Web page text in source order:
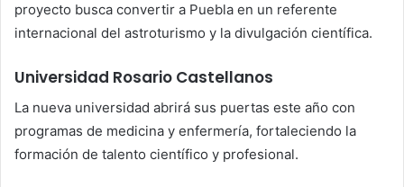
proyecto busca convertir a Puebla en un referente
internacional del astroturismo y la divulgación científica.
Universidad Rosario Castellanos
La nueva universidad abrirá sus puertas este año con
programas de medicina y enfermería, fortaleciendo la
formación de talento científico y profesional.